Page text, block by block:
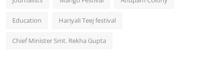
Education Hariyali Teej festival
Chief Minister Smt. Rekha Gupta